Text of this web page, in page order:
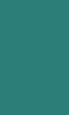
Non includere
laurea. Evita di
seguito;
date di laurea di
all'età è una